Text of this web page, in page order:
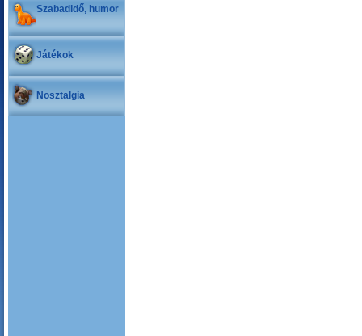
Szabadidő, humor
Játékok
Nosztalgia